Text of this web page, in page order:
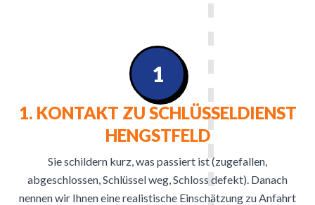
1. KONTAKT ZU SCHLÜSSELDIENST
HENGSTFELD
Sie schildern kurz, was passiert ist (zugefallen,
abgeschlossen, Schlüssel weg, Schloss defekt). Danach
nennen wir Ihnen eine realistische Einschätzung zu Anfahrt
1